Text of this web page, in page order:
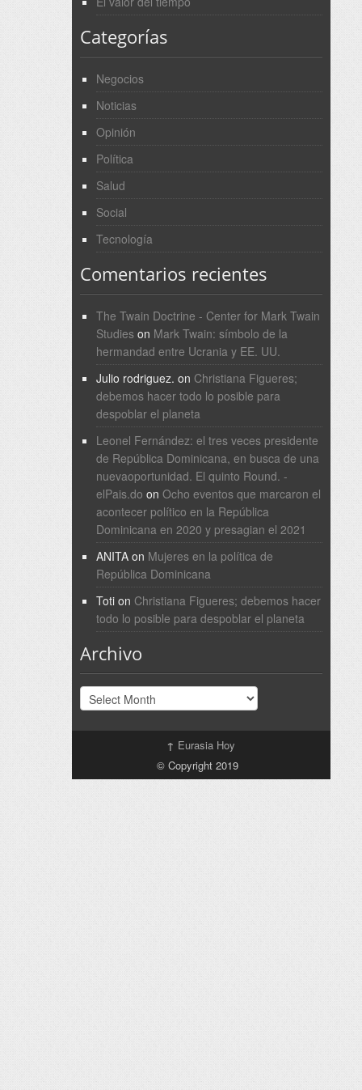
Categorías
Negocios
Noticias
Opinión
Política
Salud
Social
Tecnología
Comentarios recientes
The Twain Doctrine - Center for Mark Twain
Studieson Mark Twain: símbolo de la
hermandad entre Ucrania y EE. UU.
Julio rodriguez. on Christiana Figueres;
debemos hacer todo lo posible para
despoblar el planeta
Leonel Fernández: el tres veces presidente
de República Dominicana, en busca de una
nuevaoportunidad. El quinto Round. -
elPais.do on Ocho eventos que marcaron el
acontecer político en la República
Dominicana en 2020 y presagian el 2021
ANITAon Mujeres en la política de
República Dominicana
Totion Christiana Figueres; debemos hacer
todo lo posible para despoblar el planeta
Archivo
Archivo
↑ Eurasia Hoy
© Copyright 2019